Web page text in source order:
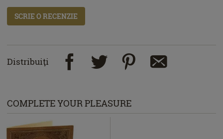
SCRIE O RECENZIE
Distribuiţi
COMPLETE YOUR PLEASURE